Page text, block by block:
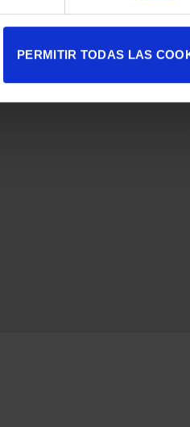
PERMITIR TODAS LAS